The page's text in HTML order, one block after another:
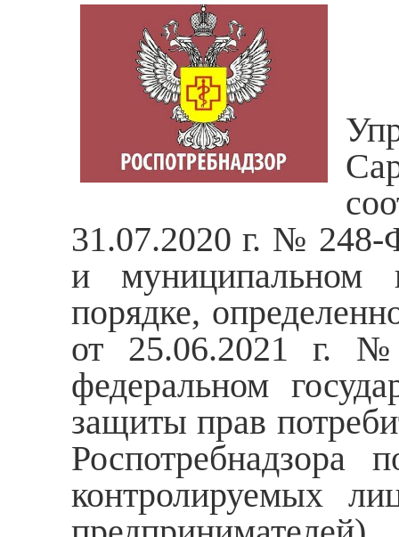
31.07.2020 г. № 248-
и муниципальном
порядке,
от 25.06.2021 г.
федеральном
защиты прав
Роспотребнадзора
контролируемых